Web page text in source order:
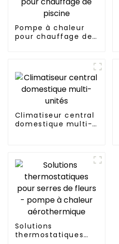
Pompe à chaleur
pour chauffage de
Climatiseur central
domestique multi-
Solutions
thermostatiques